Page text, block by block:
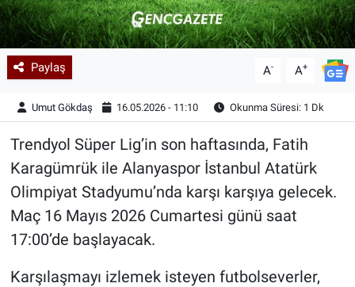
Paylaş A- A+
Umut Gökdaş 16.05.2026 - 11:10 Okunma Süresi: 1 Dk
Trendyol Süper Lig’in son haftasında, Fatih
Karagümrük ile Alanyaspor İstanbul Atatürk
Olimpiyat Stadyumu’nda karşı karşıya gelecek.
Maç 16 Mayıs 2026 Cumartesi günü saat
17:00’de başlayacak.
Karşılaşmayı izlemek isteyen futbolseverler,